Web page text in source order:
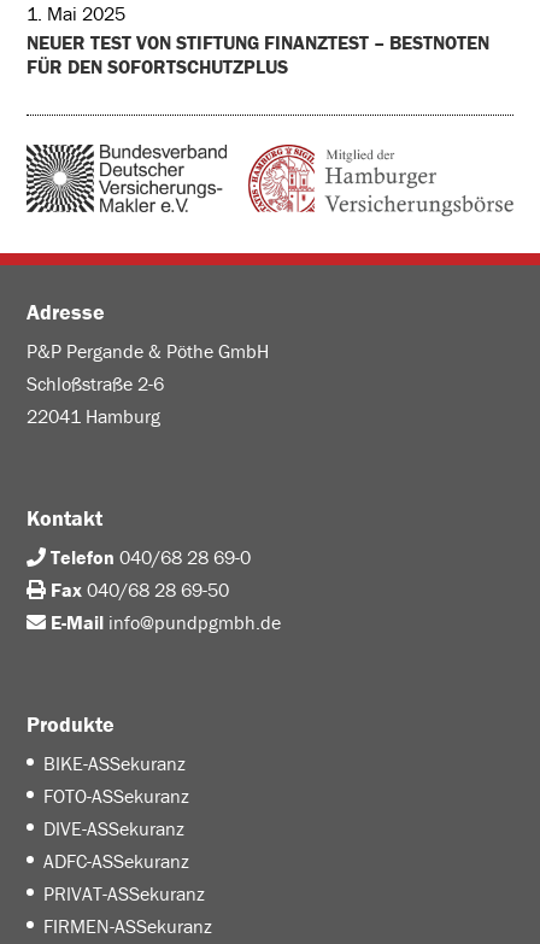
1. Mai 2025
NEUER TEST VON STIFTUNG FINANZTEST – BESTNOTEN
FÜR DEN SOFORTSCHUTZPLUS
Adresse
P&P Pergande & Pöthe GmbH
Schloßstraße 2-6
22041 Hamburg
Kontakt
Telefon 040/68 28 69-0
Fax 040/68 28 69-50
E-Mail info@pundpgmbh.de
Produkte
BIKE-ASSekuranz
FOTO-ASSekuranz
DIVE-ASSekuranz
ADFC-ASSekuranz
PRIVAT-ASSekuranz
FIRMEN-ASSekuranz